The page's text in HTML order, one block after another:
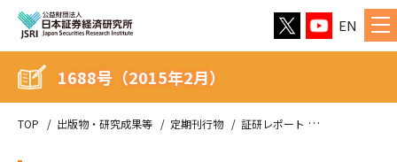
EN
TOP 出版物・研究成果等 定期刊行物 証研レポート
1688号（2015年2月）